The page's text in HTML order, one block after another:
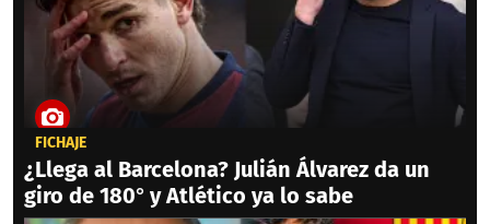
FICHAJE
¿Llega al Barcelona? Julián Álvarez da un
giro de 180° y Atlético ya lo sabe